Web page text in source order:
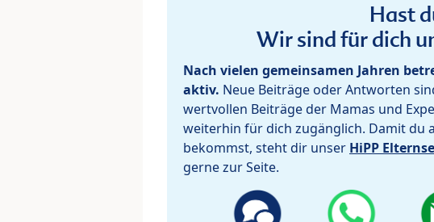
Hast
Wir sind für dich
Nach vielen gemeinsamen Jahren
aktiv. Neue Beiträge oder Antworten
wertvollen Beiträge der Mamas und
weiterhin für dich zugänglich. Damit du
bekommst, steht dir unser HiPP
gerne zur Seite.